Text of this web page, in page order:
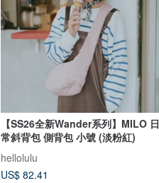
【SS26全新Wander系列】MILO 日
常斜背包 側背包 小號 (淡粉紅)
hellolulu
US$ 82.41